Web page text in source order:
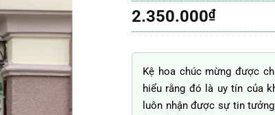
2.350.000₫
Kệ hoa chúc mừng được
hiểu rằng đó là uy tín của
luôn nhận được sự tin